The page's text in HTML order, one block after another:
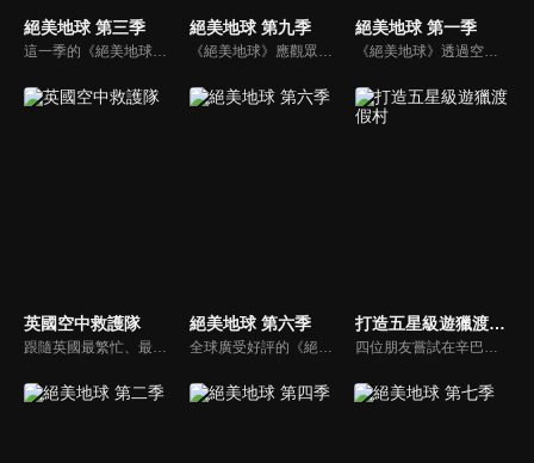
絕美地球 第三季 絕美地球 第九季 絕美地球 第一季
《絕美地球》透過空拍提供您截然不同的世界觀，從一萬英尺高空到僅僅離地面幾英尺，空拍攝影機都能捕捉到美麗、驚心動魄的景象，帶您環遊世界各地。
英國空中救護隊
跟隨英國最繁忙、最優秀的空中救護隊，一有需要他們就會前往任何地方拯救生命。攝影團隊跟隨這些具備專業技能的急救人員，看他們在牛津郡、伯克郡和白金漢郡等地區如何應對各種事件。
絕美地球 第六季
全球廣受好評的《絕美地球》再度回歸！在第六季中，我們將造訪更多美麗的景點，包括法國、愛爾蘭、美國、蘇格蘭，還有許多其他令人嘆為觀止的地方！
打造五星級遊獵渡假村
四位朋友嘗試在辛巴威建造一家五星級遊獵度假村，除了這個夢想外，他們沒有任何共同點。在管理野生動物、缺少建築材料和無盡的繁文縟節中，這是他們面臨的最大挑戰。